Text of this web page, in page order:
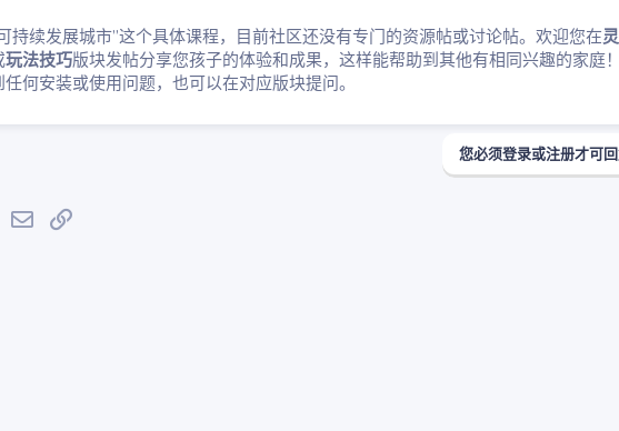
持续发展城市”这个具体课程，目前社区还没有专门的资源帖或讨论帖。欢迎您在
玩法技巧版块发帖分享您孩子的体验和成果，这样能帮助到其他有相同兴趣的家庭
何安装或使用问题，也可以在对应版块提问。
您必须登录或注册才可回
WhatsApp
邮件